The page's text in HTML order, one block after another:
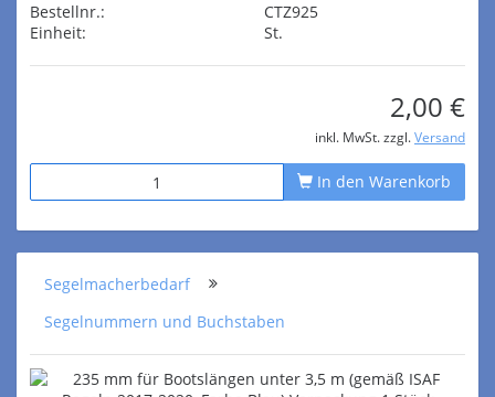
Bestellnr.:
CTZ925
Einheit:
St.
2,00 €
inkl. MwSt. zzgl. Versand
In den Warenkorb
Segelmacherbedarf
Segelnummern und Buchstaben